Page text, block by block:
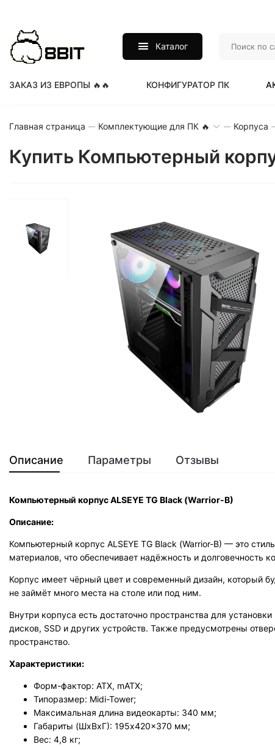
Каталог
ЗАКАЗ ИЗ ЕВРОПЫ 🔥🔥 КОНФИГУРАТОР ПК
Главная страница Комплектующие для ПК 🔥 Корпуса
Купить Компьютерный
Описание Параметры Отзывы
Компьютерный корпус ALSEYE TG Black (Warrior-B)
Описание:
Компьютерный корпус ALSEYE TG Black (Warrior-B) — это
материалов, что обеспечивает надёжность и долговечность
Корпус имеет чёрный цвет и современный дизайн, который
не займёт много места на столе или под ним.
Внутри корпуса есть достаточно пространства для
дисков, SSD и других устройств. Также предусмотрены
пространство.
Характеристики:
Форм-фактор: ATX, mATX;
Типоразмер: Midi-Tower;
Максимальная длина видеокарты: 340 мм;
Габариты (ШхВхГ): 195x420x370 мм;
Вес: 4,8 кг;